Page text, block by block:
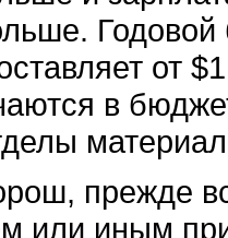
от
в
прежде
или иным